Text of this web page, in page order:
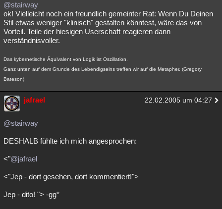
@stairway
ok! Vielleicht noch ein freundlich gemeinter Rat: Wenn Du Deinen
Stil etwas weniger "klinisch" gestalten könntest, wäre das von
Vorteil. Teile der hiesigen Userschaft reagieren dann
verständnisvoller.
Das kybernetische Äquivalent von Logik ist Oszillation.
Ganz unten auf dem Grunde des Lebendigseins treffen wir auf die Metapher. (Gregory
Bateson)
jafrael 22.02.2005 um 04:27
@stairway
DESHALB fühlte ich mich angesprochen:
<"@jafrael
<"Jep - dort gesehen, dort kommentiert!">
Jep - dito! "> -gg*